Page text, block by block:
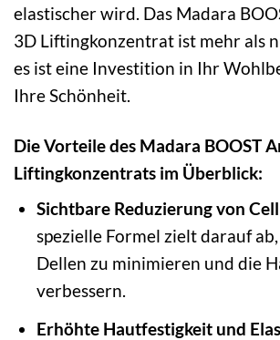
elastischer wird. Das Madara
3D Liftingkonzentrat ist mehr als
es ist eine Investition in Ihr
Ihre Schönheit.
Die Vorteile des Madara BOOST
Liftingkonzentrats im Überblick:
Sichtbare Reduzierung von
spezielle Formel zielt darauf
Dellen zu minimieren und die
verbessern.
Erhöhte Hautfestigkeit und